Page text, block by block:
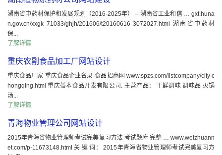
湖南省中药材保护和发展规划（2016-2025年） – 湖南省工业和信 … gxt.huna
n.gov.cn/xxgk 71033/ghjh/201606/t20160616 3072027.html 湖南省中药材
保...
了解详情
重庆农副食品加工厂网站设计
重庆食品厂家 重庆食品企业名录-食品招商网 www.spzs.com/listcompany/city c
hongqing.html 重庆益本食品开发有限公司. 主营产品： 干鲜调味 调味品 火锅
汤...
了解详情
青海物业管理公司网站设计
2015年青海省物业管理师考试完美复习方法 考试题库 完整 … www.weizhuann
et.com/p-11673148.html 关 键 词： 2015年青海省物业管理师考试完美复习方